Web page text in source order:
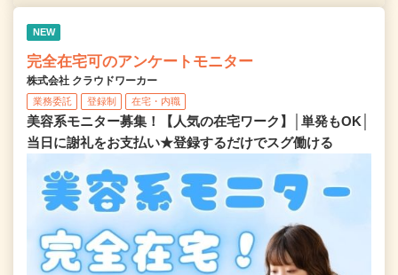
NEW
完全在宅可のアンケートモニター
株式会社 クラウドワーカー
業務委託 登録制 在宅・内職
美容系モニター募集！【人気の在宅ワーク】│単発もOK│
当日に謝礼をお支払い★登録するだけでスグ働ける